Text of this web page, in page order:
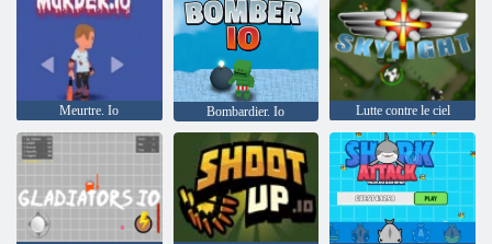
Meurtre. Io Bombardier. Io Lutte contre le ciel